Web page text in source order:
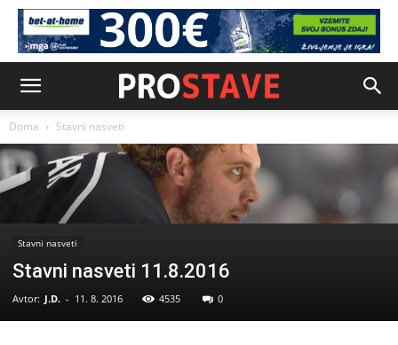
Doma Stavni nasveti
Stavni nasveti
Stavni nasveti 11.8.2016
Avtor: J.D. - 11. 8. 2016 4535 0